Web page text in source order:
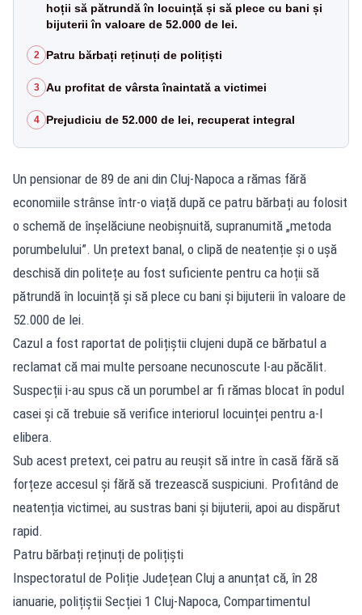
hoții să pătrundă în locuință și să plece cu bani și
bijuterii în valoare de 52.000 de lei.
2 Patru bărbați reținuți de polițiști
3 Au profitat de vârsta înaintată a victimei
4 Prejudiciu de 52.000 de lei, recuperat integral
Un pensionar de 89 de ani din Cluj-Napoca a rămas fără
economiile strânse într-o viață după ce patru bărbați au folosit
o schemă de înșelăciune neobișnuită, supranumită „metoda
porumbelului”. Un pretext banal, o clipă de neatenție și o ușă
deschisă din politețe au fost suficiente pentru ca hoții să
pătrundă în locuință și să plece cu bani și bijuterii în valoare de
52.000 de lei.
Cazul a fost raportat de polițiștii clujeni după ce bărbatul a
reclamat că mai multe persoane necunoscute l-au păcălit.
Suspecții i-au spus că un porumbel ar fi rămas blocat în podul
casei și că trebuie să verifice interiorul locuinței pentru a-l
elibera.
Sub acest pretext, cei patru au reușit să intre în casă fără să
forțeze accesul și fără să trezească suspiciuni. Profitând de
neatenția victimei, au sustras bani și bijuterii, apoi au dispărut
rapid.
Patru bărbați reținuți de polițiști
Inspectoratul de Poliție Județean Cluj a anunțat că, în 28
ianuarie, polițiștii Secției 1 Cluj-Napoca, Compartimentul